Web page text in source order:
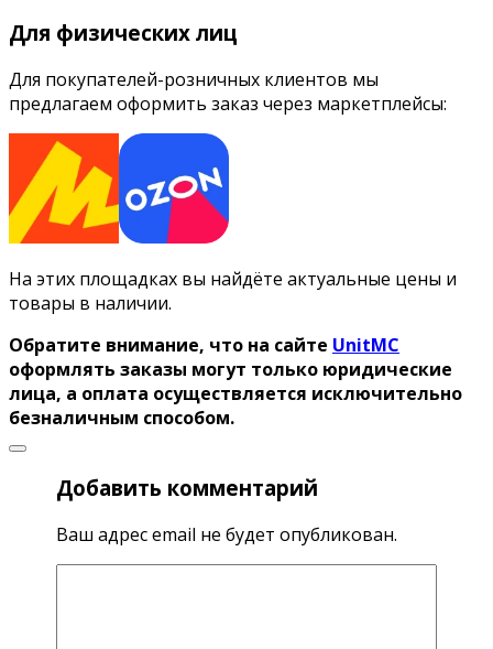
Для физических лиц
Для покупателей-розничных клиентов мы
предлагаем оформить заказ через маркетплейсы:
На этих площадках вы найдёте актуальные цены и
товары в наличии.
Обратите внимание, что на сайте UnitMC
оформлять заказы могут только юридические
лица, а оплата осуществляется исключительно
безналичным способом.
Добавить комментарий
Ваш адрес email не будет опубликован.